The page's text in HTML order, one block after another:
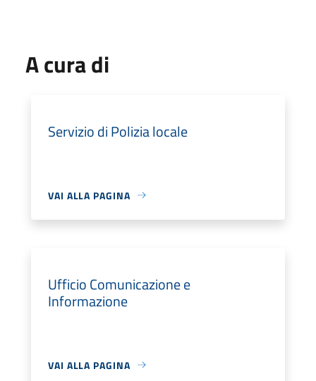
A cura di
Servizio di Polizia locale
VAI ALLA PAGINA
Ufficio Comunicazione e
Informazione
VAI ALLA PAGINA